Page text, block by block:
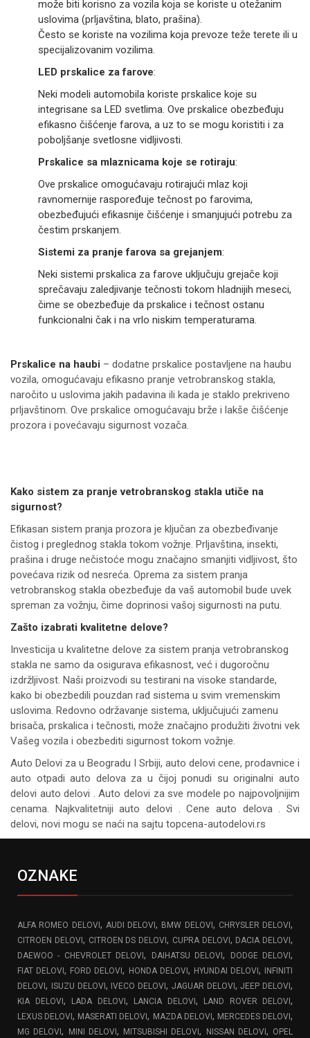
može biti korisno za vozila koja se koriste u otežanim
uslovima (prljavština, blato, prašina).
Često se koriste na vozilima koja prevoze teže terete ili u
specijalizovanim vozilima.
LED prskalice za farove:
Neki modeli automobila koriste prskalice koje su
integrisane sa LED svetlima. Ove prskalice obezbeđuju
efikasno čišćenje farova, a uz to se mogu koristiti i za
poboljšanje svetlosne vidljivosti.
Prskalice sa mlaznicama koje se rotiraju:
Ove prskalice omogućavaju rotirajući mlaz koji
ravnomernije raspoređuje tečnost po farovima,
obezbeđujući efikasnije čišćenje i smanjujući potrebu za
čestim prskanjem.
Sistemi za pranje farova sa grejanjem:
Neki sistemi prskalica za farove uključuju grejače koji
sprečavaju zaledjivanje tečnosti tokom hladnijih meseci,
čime se obezbeđuje da prskalice i tečnost ostanu
funkcionalni čak i na vrlo niskim temperaturama.
Prskalice na haubi – dodatne prskalice postavljene na haubu
vozila, omogućavaju efikasno pranje vetrobranskog stakla,
naročito u uslovima jakih padavina ili kada je staklo prekriveno
prljavštinom. Ove prskalice omogućavaju brže i lakše čišćenje
prozora i povećavaju sigurnost vozača.
Kako sistem za pranje vetrobranskog stakla utiče na
sigurnost?
Efikasan sistem pranja prozora je ključan za obezbeđivanje
čistog i preglednog stakla tokom vožnje. Prljavština, insekti,
prašina i druge nečistoće mogu značajno smanjiti vidljivost, što
povećava rizik od nesreća. Oprema za sistem pranja
vetrobranskog stakla obezbeđuje da vaš automobil bude uvek
spreman za vožnju, čime doprinosi vašoj sigurnosti na putu.
Zašto izabrati kvalitetne delove?
Investicija u kvalitetne delove za sistem pranja vetrobranskog
stakla ne samo da osigurava efikasnost, već i dugoročnu
izdržljivost. Naši proizvodi su testirani na visoke standarde,
kako bi obezbedili pouzdan rad sistema u svim vremenskim
uslovima. Redovno održavanje sistema, uključujući zamenu
brisača, prskalica i tečnosti, može značajno produžiti životni vek
Vašeg vozila i obezbediti sigurnost tokom vožnje.
Auto Delovi za u Beogradu I Srbiji, auto delovi cene, prodavnice i
auto otpadi auto delova za u čijoj ponudi su originalni auto
delovi auto delovi . Auto delovi za sve modele po najpovoljnijim
cenama. Najkvalitetniji auto delovi . Cene auto delova . Svi
delovi, novi mogu se naći na sajtu topcena-autodelovi.rs
OZNAKE
ALFA ROMEO DELOVI, AUDI DELOVI, BMW DELOVI, CHRYSLER DELOVI,
CITROEN DELOVI, CITROEN DS DELOVI, CUPRA DELOVI, DACIA DELOVI,
DAEWOO - CHEVROLET DELOVI, DAIHATSU DELOVI, DODGE DELOVI,
FIAT DELOVI, FORD DELOVI, HONDA DELOVI, HYUNDAI DELOVI, INFINITI
DELOVI, ISUZU DELOVI, IVECO DELOVI, JAGUAR DELOVI,JEEP DELOVI,
KIA DELOVI, LADA DELOVI, LANCIA DELOVI, LAND ROVER DELOVI,
LEXUS DELOVI, MASERATI DELOVI, MAZDA DELOVI, MERCEDES DELOVI,
MG DELOVI, MINI DELOVI, MITSUBISHI DELOVI, NISSAN DELOVI, OPEL